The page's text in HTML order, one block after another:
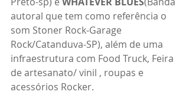
autoral que tem como referência o
som Stoner Rock-Garage
Rock/Catanduva-SP), além de uma
infraestrutura com Food Truck, Feira
de artesanato/ vinil , roupas e
acessórios Rocker.